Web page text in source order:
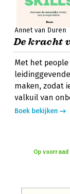
Annet van Duren
De kracht
Met het
maken, zodat
valkuil van
Boek bekijken
Op